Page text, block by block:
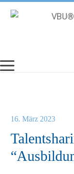
Inhalt
16. März 2023